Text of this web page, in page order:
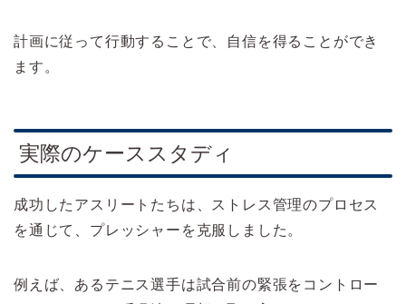
計画に従って行動することで、自信を得ることができ
ます。
実際のケーススタディ
成功したアスリートたちは、ストレス管理のプロセス
を通じて、プレッシャーを克服しました。
例えば、あるテニス選手は試合前の緊張をコントロー